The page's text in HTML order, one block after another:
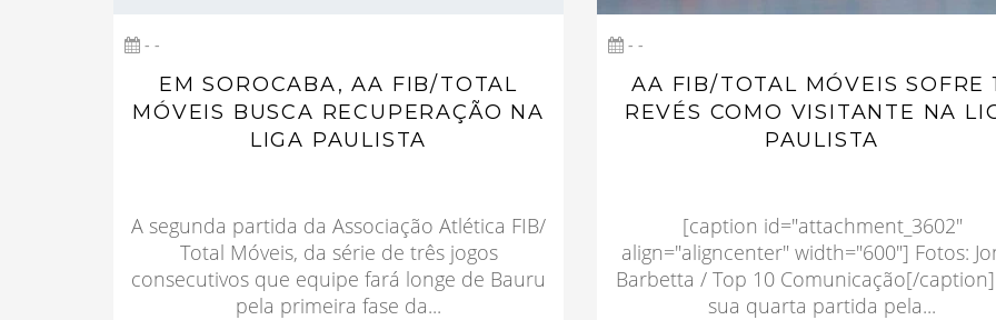
- -
EM SOROCABA, AA FIB/TOTAL
MÓVEIS BUSCA RECUPERAÇÃO NA
LIGA PAULISTA
A segunda partida da Associação Atlética FIB/
Total Móveis, da série de três jogos
consecutivos que equipe fará longe de Bauru
pela primeira fase da...
- -
AA FIB/TOTAL MÓVEIS SOFRE
REVÉS COMO VISITANTE NA
PAULISTA
[caption id="attachment_3602"
align="aligncenter" width="600"] Fotos:
Barbetta / Top 10 Comunicação[/
sua quarta partida pela...